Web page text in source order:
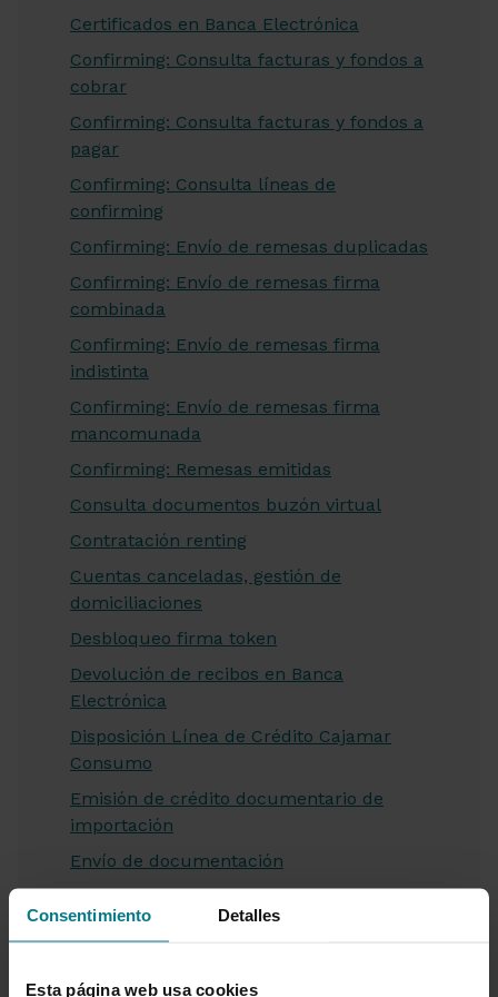
Consentimiento Detalles
Esta página web usa cookies
Certificados en Banca Electrónica
Confirming: Consulta facturas y fondos a
cobrar
Confirming: Consulta facturas y fondos a
pagar
Confirming: Consulta líneas de
confirming
Confirming: Envío de remesas duplicadas
Confirming: Envío de remesas firma
combinada
Confirming: Envío de remesas firma
indistinta
Confirming: Envío de remesas firma
mancomunada
Confirming: Remesas emitidas
Consulta documentos buzón virtual
Contratación renting
Cuentas canceladas, gestión de
domiciliaciones
Desbloqueo firma token
Devolución de recibos en Banca
Electrónica
Disposición Línea de Crédito Cajamar
Consumo
Emisión de crédito documentario de
importación
Envío de documentación
Envío de Hal Cash a través de Banca
Electrónica